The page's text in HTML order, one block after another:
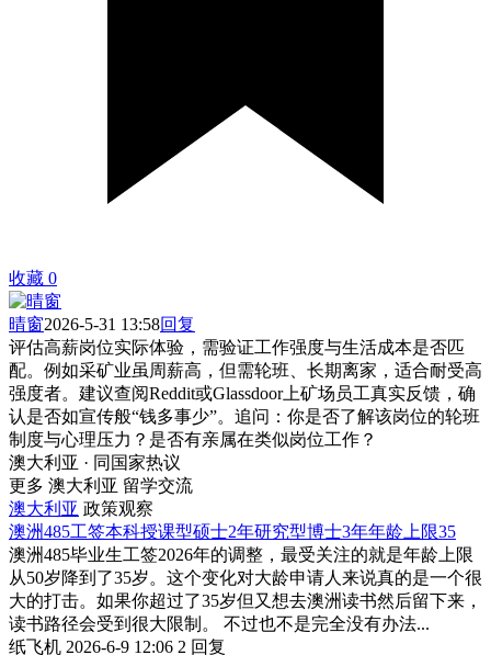
收藏 0
晴窗2026-5-31 13:58回复
评估高薪岗位实际体验，需验证工作强度与生活成本是否匹
配。例如采矿业虽周薪高，但需轮班、长期离家，适合耐受高
强度者。建议查阅Reddit或Glassdoor上矿场员工真实反馈，确
认是否如宣传般“钱多事少”。追问：你是否了解该岗位的轮班
制度与心理压力？是否有亲属在类似岗位工作？
澳大利亚 · 同国家热议
更多 澳大利亚 留学交流
澳大利亚 政策观察
澳洲485工签本科授课型硕士2年研究型博士3年年龄上限35
澳洲485毕业生工签2026年的调整，最受关注的就是年龄上限
从50岁降到了35岁。这个变化对大龄申请人来说真的是一个很
大的打击。如果你超过了35岁但又想去澳洲读书然后留下来，
读书路径会受到很大限制。 不过也不是完全没有办法...
纸飞机 2026-6-9 12:06 2 回复